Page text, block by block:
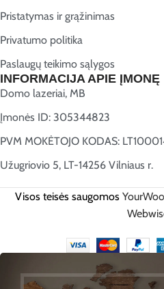
Pristatymas ir grąžinimas
Privatumo politika
Paslaugų teikimo sąlygos
INFORMACIJA APIE ĮMONĘ
Domo lazeriai, MB
Įmonės ID: 305344823
PVM MOKĖTOJO KODAS:
Užugriovio 5, LT-14256 Vilniaus r.
Visos teisės saugomos